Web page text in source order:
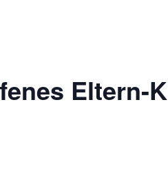
Eltern-